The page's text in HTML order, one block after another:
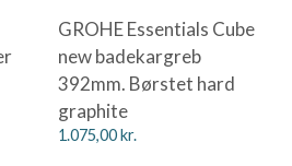
GROHE Essentials Cube
new badekargreb
392mm. Børstet hard
graphite
1.075,00kr.